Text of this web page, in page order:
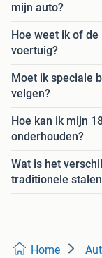
mijn auto?
Hoe weet ik of
voertuig?
Moet ik speciale
velgen?
Hoe kan ik mijn
onderhouden?
Wat is het
traditionele
Home